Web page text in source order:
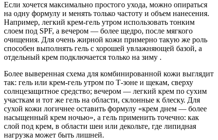
Если хочется максимально простого ухода, можно опираться
на одну формулу и менять только частоту и объем нанесения.
Например, легкий крем-гель утром использовать тонким
слоем под SPF, а вечером — более щедро, после мягкого
очищения. Для очень жирной кожи примерно такую же роль
способен выполнять гель с хорошей увлажняющей базой, а
отдельный крем подключается только на зиму .
Более выверенная схема для комбинированной кожи выглядит
так: гель или крем-гель утром по Т-зоне и щекам, сверху
солнцезащитное средство; вечером — легкий крем по сухим
участкам и тот же гель на области, склонные к блеску. Для
сухой кожи логичнее оставить формулу «крем днем — более
насыщенный крем ночью», а гель применить точечно: как
слой под крем, в области шеи или декольте, где липидная
нагрузка может быть лишней.